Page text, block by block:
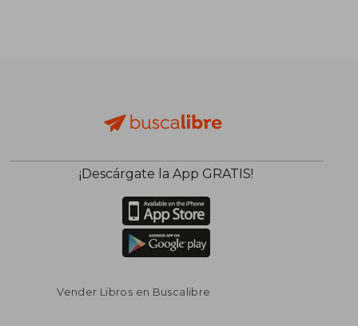
¡Descárgate la App GRATIS!
Vender Libros en Buscalibre